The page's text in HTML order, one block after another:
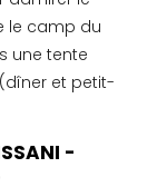
le camp du
une tente
et petit-
-